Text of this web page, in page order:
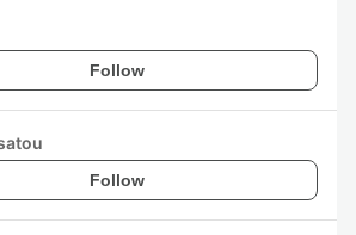
Follow
Follow